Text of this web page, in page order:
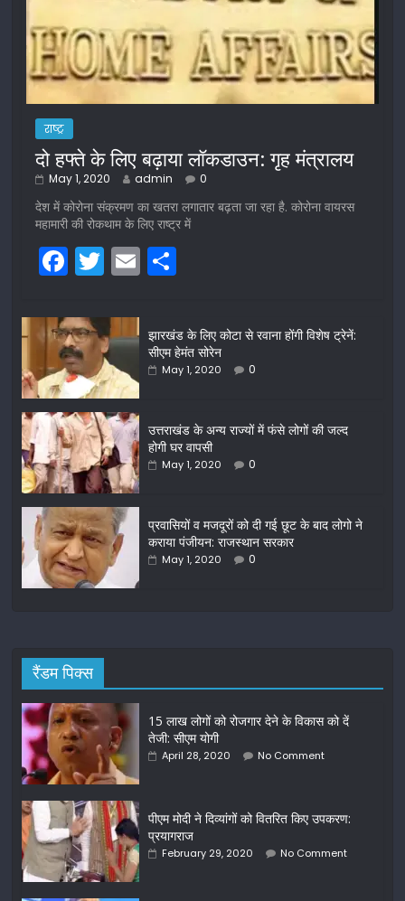
राष्ट्र
दो हफ्ते के लिए बढ़ाया लॉकडाउन: गृह मंत्रालय
May 1, 2020 admin 0
देश में कोरोना संक्रमण का खतरा लगातार बढ़ता जा रहा है. कोरोना वायरस
महामारी की रोकथाम के लिए राष्ट्र में
F
a
c
e
b
o
o
k
T
w
itt
er
E
m
ar
e
झारखंड के लिए कोटा से रवाना होंगी विशेष ट्रेनें:
सीएम हेमंत सोरेन
May 1, 2020 0
उत्तराखंड के अन्य राज्यों में फंसे लोगों की जल्द
होगी घर वापसी
May 1, 2020 0
प्रवासियों व मजदूरों को दी गई छूट के बाद लोगो ने
कराया पंजीयन: राजस्थान सरकार
May 1, 2020 0
रैंडम पिक्स
15 लाख लोगों को रोजगार देने के विकास को दें
तेजी: सीएम योगी
April 28, 2020 No Comment
पीएम मोदी ने दिव्यांगों को वितरित किए उपकरण:
प्रयागराज
February 29, 2020 No Comment